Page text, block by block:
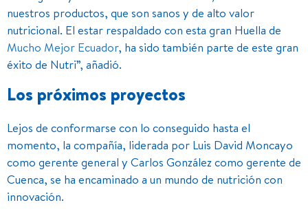
nuestros productos, que son sanos y de alto valor
nutricional. El estar respaldado con esta gran Huella de
Mucho Mejor Ecuador, ha sido también parte de este gran
éxito de Nutri”, añadió.
Los próximos proyectos
Lejos de conformarse con lo conseguido hasta el
momento, la compañía, liderada por Luis David Moncayo
como gerente general y Carlos González como gerente de
Cuenca, se ha encaminado a un mundo de nutrición con
innovación.